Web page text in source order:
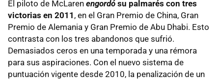
El piloto de McLaren engordó su palmarés con tres
victorias en 2011 , en el Gran Premio de China, Gran
Premio de Alemania y Gran Premio de Abu Dhabi. Esto
contrasta con los tres abandonos que sufrió.
Demasiados ceros en una temporada y una rémora
para sus aspiraciones. Con el nuevo sistema de
puntuación vigente desde 2010, la penalización de un